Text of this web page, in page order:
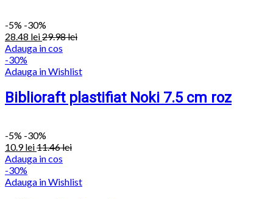
-5% -30%
28.48 lei29.98lei
Adauga in cos
-30%
Adauga in Wishlist
Biblioraft plastifiat Noki 7.5 cm roz
-5% -30%
10.9lei11.46lei
Adauga in cos
-30%
Adauga in Wishlist